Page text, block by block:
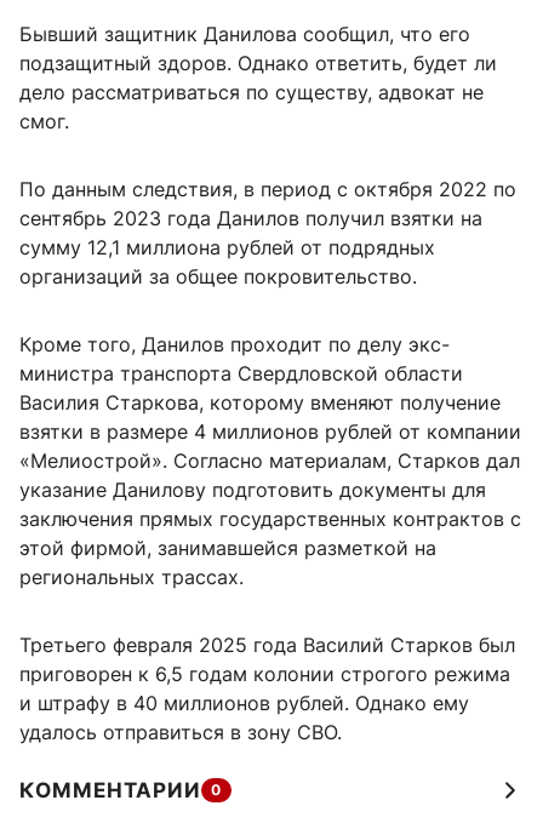
Бывший защитник Данилова сообщил, что его
подзащитный здоров. Однако ответить, будет ли
дело рассматриваться по существу, адвокат не
смог.
По данным следствия, в период с октября 2022 по
сентябрь 2023 года Данилов получил взятки на
сумму 12,1 миллиона рублей от подрядных
организаций за общее покровительство.
Кроме того, Данилов проходит по делу экс-
министра транспорта Свердловской области
Василия Старкова, которому вменяют получение
взятки в размере 4 миллионов рублей от компании
«Мелиострой». Согласно материалам, Старков дал
указание Данилову подготовить документы для
заключения прямых государственных контрактов с
этой фирмой, занимавшейся разметкой на
региональных трассах.
Третьего февраля 2025 года Василий Старков был
приговорен к 6,5 годам колонии строгого режима
и штрафу в 40 миллионов рублей. Однако ему
удалось отправиться в зону СВО.
КОММЕНТАРИИ 0